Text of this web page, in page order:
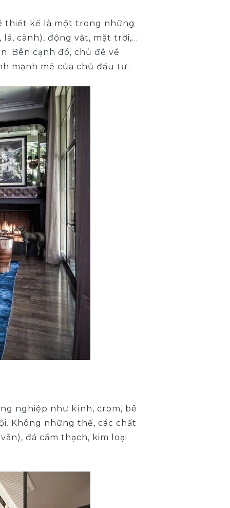
thiết kế là một trong những
cành), động vật, mặt trời,…
Bên cạnh đó, chủ đề về
mạnh mẽ của chủ đầu tư.
nghiệp như kính, crom, bê
Không những thế, các chất
đá cẩm thạch, kim loại